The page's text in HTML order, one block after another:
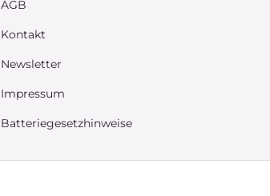
AGB
Kontakt
Newsletter
Impressum
Batteriegesetzhinweise